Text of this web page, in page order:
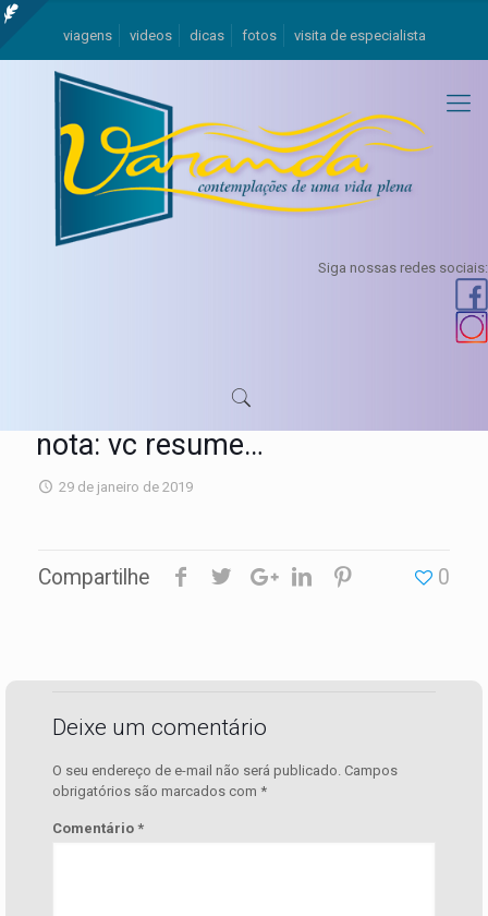
viagens videos dicas fotos visita de especialista
Siga nossas redes sociais:
nota: vc resume…
29 de janeiro de 2019
Compartilhe 0
Deixe um comentário
O seu endereço de e-mail não será publicado. Campos
obrigatórios são marcados com *
Comentário *